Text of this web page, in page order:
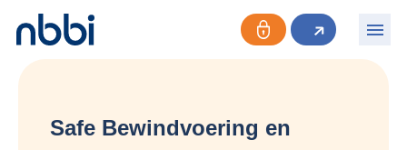
Safe Bewindvoering en